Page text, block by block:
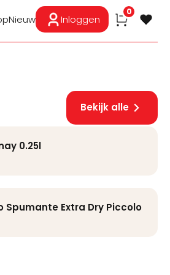
Nieuw Inloggen
0
Bekijk alle
0.25l
Spumante Extra Dry Piccolo